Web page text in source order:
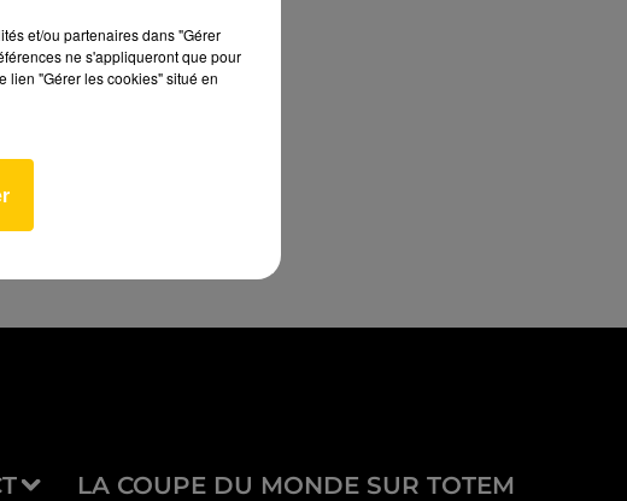
LA COUPE DU MONDE SUR TOTEM
et/ou partenaires dans "Gérer
ne s'appliqueront que pour
lien "Gérer les cookies" situé en